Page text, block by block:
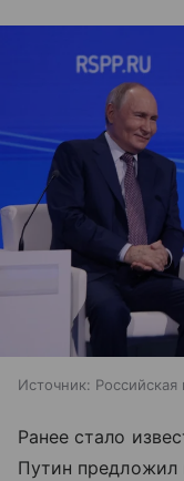
Источник: Российская
Ранее стало
Путин предложил